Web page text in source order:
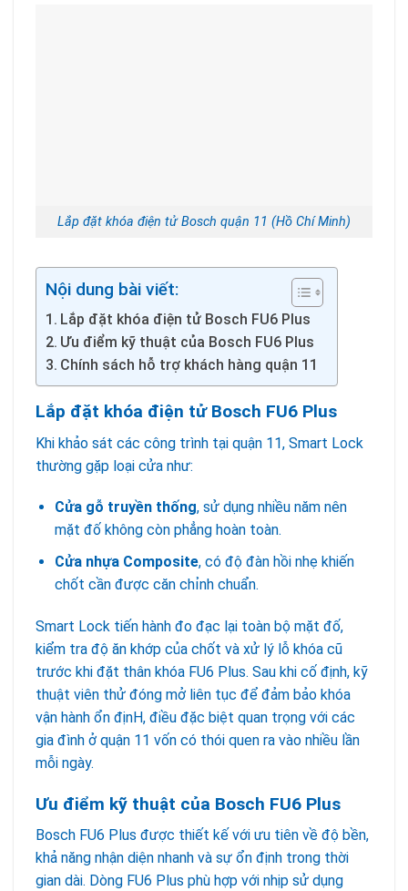
Lắp đặt khóa điện tử Bosch quận 11 (Hồ Chí Minh)
Nội dung bài viết:
Lắp đặt khóa điện tử Bosch FU6 Plus
Ưu điểm kỹ thuật của Bosch FU6 Plus
Chính sách hỗ trợ khách hàng quận 11
Lắp đặt khóa điện tử Bosch FU6 Plus
Khi khảo sát các công trình tại quận 11, Smart Lock
thường gặp loại cửa như:
Cửa gỗ truyền thống, sử dụng nhiều năm nên
mặt đố không còn phẳng hoàn toàn.
Cửa nhựa Composite, có độ đàn hồi nhẹ khiến
chốt cần được căn chỉnh chuẩn.
Smart Lock tiến hành đo đạc lại toàn bộ mặt đố,
kiểm tra độ ăn khớp của chốt và xử lý lỗ khóa cũ
trước khi đặt thân khóa FU6 Plus. Sau khi cố định, kỹ
thuật viên thử đóng mở liên tục để đảm bảo khóa
vận hành ổn địnH, điều đặc biệt quan trọng với các
gia đình ở quận 11 vốn có thói quen ra vào nhiều lần
mỗi ngày.
Ưu điểm kỹ thuật của Bosch FU6 Plus
Bosch FU6 Plus được thiết kế với ưu tiên về độ bền,
khả năng nhận diện nhanh và sự ổn định trong thời
gian dài. Dòng FU6 Plus phù hợp với nhịp sử dụng